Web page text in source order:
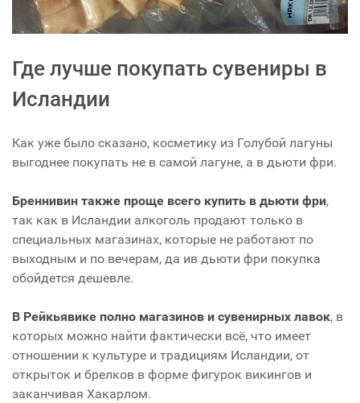
Где лучше покупать сувениры в
Исландии
Как уже было сказано, косметику из Голубой лагуны
выгоднее покупать не в самой лагуне, а в дьюти фри.
Бреннивин также проще всего купить в дьюти фри,
так как в Исландии алкоголь продают только в
специальных магазинах, которые не работают по
выходным и по вечерам, да ив дьюти фри покупка
обойдется дешевле.
В Рейкьявике полно магазинов и сувенирных лавок, в
которых можно найти фактически всё, что имеет
отношении к культуре и традициям Исландии, от
открыток и брелков в форме фигурок викингов и
заканчивая Хакарлом.